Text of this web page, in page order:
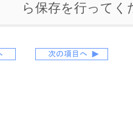
ら保存を行ってく